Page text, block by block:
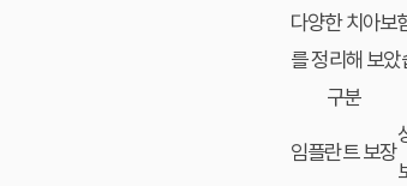
다양한치아보
를 정리해 보았
구분
임플란트보장